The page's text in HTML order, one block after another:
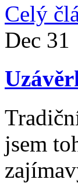
Celý
Dec 31
jsem